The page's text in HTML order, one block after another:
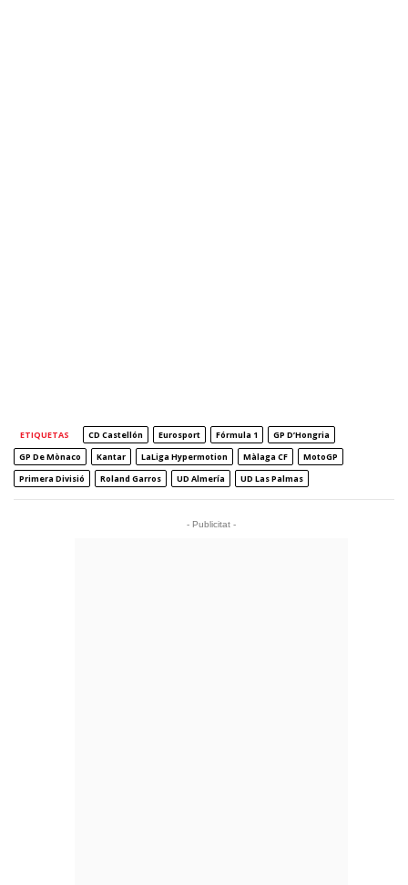
ETIQUETAS CD Castellón Eurosport Fórmula 1
GP D’Hongria
GP De Mònaco
Kantar LaLiga Hypermotion Màlaga CF
MotoGP
Primera Divisió
Roland Garros UD Almería UD Las Palmas
- Publicitat -